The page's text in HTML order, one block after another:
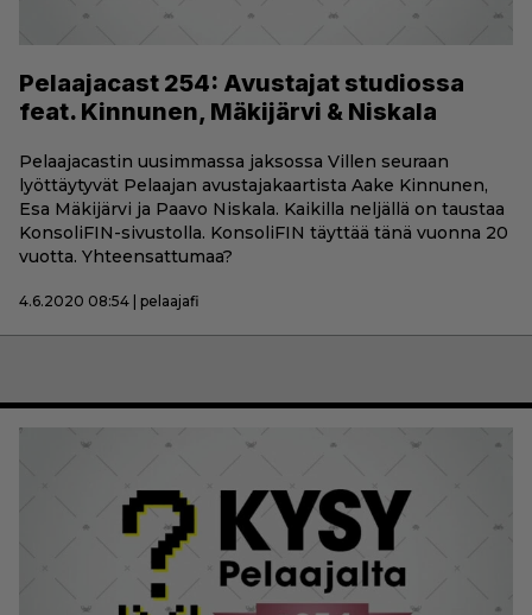
Pelaajacast 254: Avustajat studiossa
feat. Kinnunen, Mäkijärvi & Niskala
Pelaajacastin uusimmassa jaksossa Villen seuraan
lyöttäytyvät Pelaajan avustajakaartista Aake Kinnunen,
Esa Mäkijärvi ja Paavo Niskala. Kaikilla neljällä on taustaa
KonsoliFIN-sivustolla. KonsoliFIN täyttää tänä vuonna 20
vuotta. Yhteensattumaa?
4.6.2020 08:54 | pelaajafi